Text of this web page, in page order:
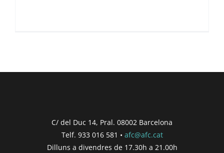
C/ del Duc 14, Pral. 08002 Barcelona
Telf. 933 016 581 • afc@afc.cat
Dilluns a divendres de 17.30h a 21.00h